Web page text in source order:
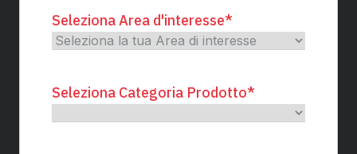
Seleziona Area d'interesse*
Seleziona Categoria Prodotto*